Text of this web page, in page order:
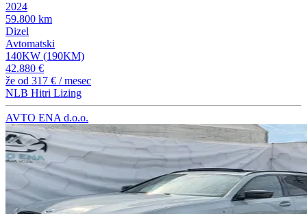
2024
59.800 km
Dizel
Avtomatski
140KW (190KM)
42.880 €
že od 317 € / mesec
NLB Hitri Lizing
AVTO ENA d.o.o.